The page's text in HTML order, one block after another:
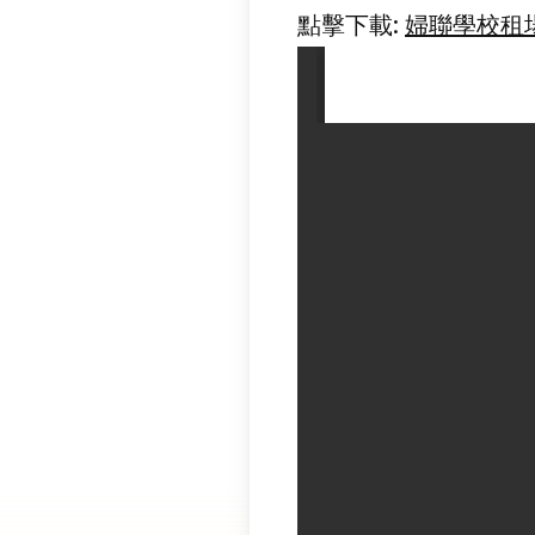
點擊下載: 婦聯學校租